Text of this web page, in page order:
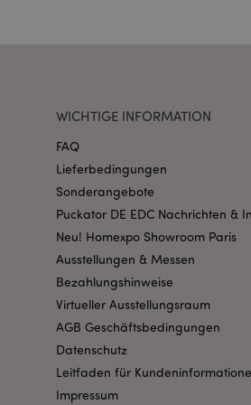
WICHTIGE INFORMATION
FAQ
Lieferbedingungen
Sonderangebote
Puckator DE EDC Nachrichten &
Neu! Homexpo Showroom Paris
Ausstellungen & Messen
Bezahlungshinweise
Virtueller Ausstellungsraum
AGB Geschäftsbedingungen
Datenschutz
Leitfaden für
Impressum